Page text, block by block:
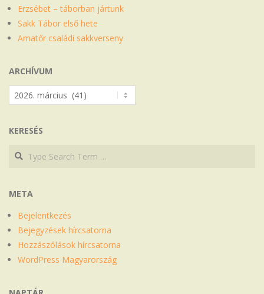
Erzsébet – táborban jártunk
Sakk Tábor első hete
Amatőr családi sakkverseny
ARCHÍVUM
Archívum
KERESÉS
Search
Search
META
Bejelentkezés
Bejegyzések hírcsatorna
Hozzászólások hírcsatorna
WordPress Magyarország